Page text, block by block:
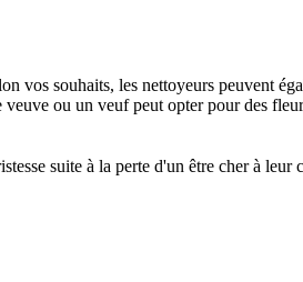
vos souhaits, les nettoyeurs peuvent
ou un veuf peut opter pour des
suite à la perte d'un être cher à leur